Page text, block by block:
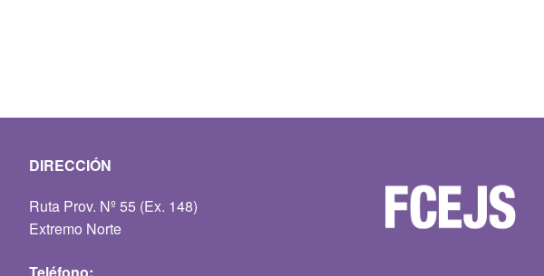
DIRECCIÓN
Ruta Prov. Nº 55 (Ex. 148)
Extremo Norte